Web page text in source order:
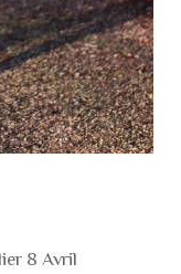
8 Avril